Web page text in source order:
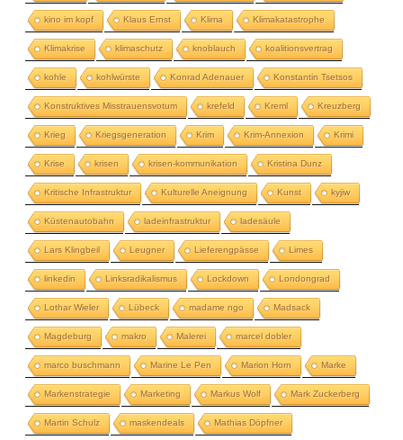
kino im kopf Klaus Ernst Klima Klimakatastrophe
Klimakrise klimaschutz knoblauch koalitionsvertrag
kohle kohlwürste Konrad Adenauer Konstantin Tsetsos
Konstruktives Misstrauensvotum krefeld Kreml Kreuzberg
Krieg Kriegsgeneration Krim Krim-Annexion Krimi
Krise krisen krisen-kommunikation Kristina Dunz
Kritische Infrastruktur Kulturelle Aneignung Kunst kyjiw
Küstenautobahn ladeinfrastruktur ladesäule
Lars Klingbeil Leugner Lieferengpässe Limes
linkedin Linksradikalismus Lockdown Londongrad
Lothar Wieler Lübeck madame ngo Madsack
Magdeburg makro Malerei marcel dobler
marco buschmann Marine Le Pen Marion Horn Marke
Markenstrategie Marketing Markus Wolf Mark Zuckerberg
Martin Schulz maskendeals Mathias Döpfner